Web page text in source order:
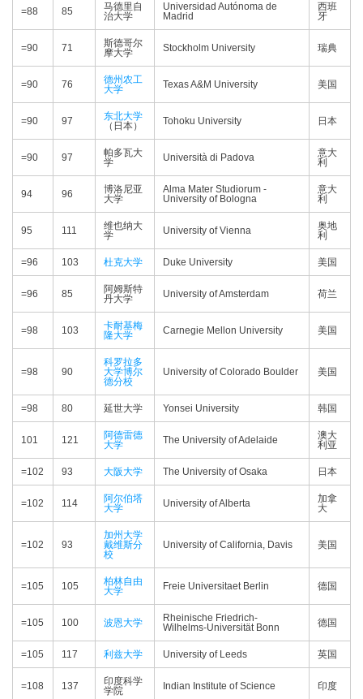
=88 85
马德里自
治大学
Universidad Autónoma de
Madrid
西班
牙
=90 71
斯德哥尔
摩大学
Stockholm University 瑞典
=90 76
德州农工
大学
Texas A&M University 美国
=90 97
东北大学
（日本）
Tohoku University 日本
=90 97
帕多瓦大
学
Università di Padova
意大
利
94 96
博洛尼亚
大学
Alma Mater Studiorum -
University of Bologna
意大
利
95 111
维也纳大
学
University of Vienna
奥地
利
=96 103 杜克大学 Duke University 美国
=96 85
阿姆斯特
丹大学
University of Amsterdam 荷兰
=98 103
卡耐基梅
隆大学
Carnegie Mellon University 美国
=98 90
科罗拉多
大学博尔
德分校
University of Colorado Boulder 美国
=98 80 延世大学 Yonsei University 韩国
101 121
阿德雷德
大学
The University of Adelaide
澳大
利亚
=102 93 大阪大学 The University of Osaka 日本
=102 114
阿尔伯塔
大学
University of Alberta
加拿
大
=102 93
加州大学
戴维斯分
校
University of California, Davis 美国
=105 105
柏林自由
大学
Freie Universitaet Berlin 德国
=105 100 波恩大学
Rheinische Friedrich-
Wilhelms-Universität Bonn
德国
=105 117 利兹大学 University of Leeds 英国
=108 137
印度科学
学院
Indian Institute of Science 印度